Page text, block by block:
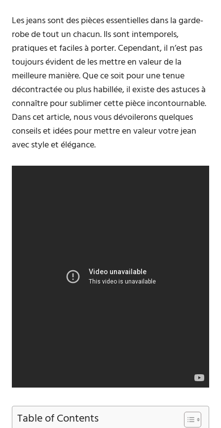
Les jeans sont des pièces essentielles dans la garde-
robe de tout un chacun. Ils sont intemporels,
pratiques et faciles à porter. Cependant, il n’est pas
toujours évident de les mettre en valeur de la
meilleure manière. Que ce soit pour une tenue
décontractée ou plus habillée, il existe des astuces à
connaître pour sublimer cette pièce incontournable.
Dans cet article, nous vous dévoilerons quelques
conseils et idées pour mettre en valeur votre jean
avec style et élégance.
Table of Contents